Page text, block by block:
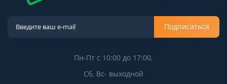
Подписаться
Пн-Пт с 10:00 до 17:00,
Сб, Вс- выходной